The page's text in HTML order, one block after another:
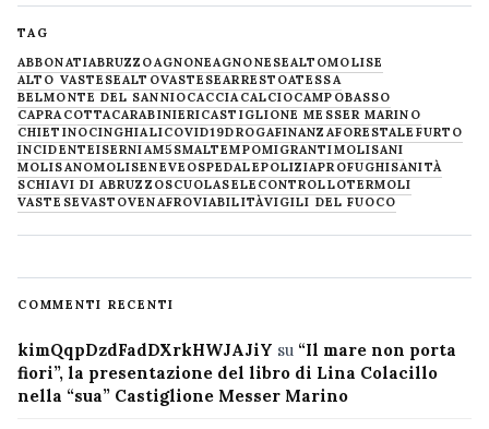
TAG
ABBONATIABRUZZOAGNONEAGNONESEALTOMOLISE
ALTO VASTESEALTOVASTESEARRESTOATESSA
BELMONTE DEL SANNIOCACCIA CALCIOCAMPOBASSO
CAPRACOTTACARABINIERICASTIGLIONE MESSER MARINO
CHIETINOCINGHIALICOVID19DROGAFINANZAFORESTALE FURTO
INCIDENTEISERNIAM5SMALTEMPOMIGRANTIMOLISANI
MOLISANOMOLISENEVE OSPEDALEPOLIZIAPROFUGHISANITÀ
SCHIAVI DI ABRUZZOSCUOLASELECONTROLLOTERMOLI
VASTESEVASTOVENAFROVIABILITÀVIGILI DEL FUOCO
COMMENTI RECENTI
kimQqpDzdFadDXrkHWJAJiY su “Il mare non porta
fiori”, la presentazione del libro di Lina Colacillo
nella “sua” Castiglione Messer Marino